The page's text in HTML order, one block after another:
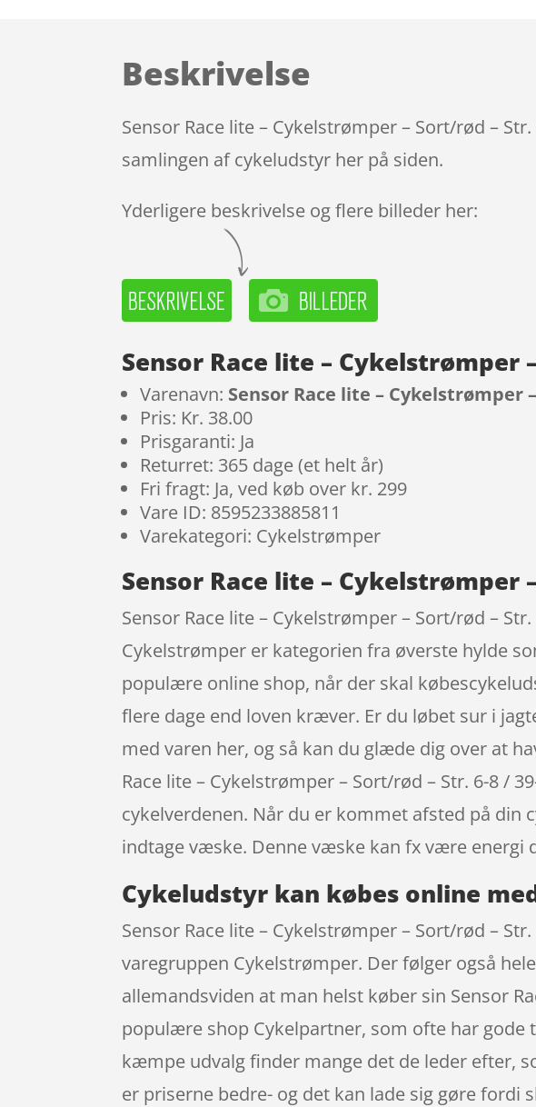
Beskrivelse
Sensor Race lite – Cykelstrømper – Sort/rød –
samlingen af cykeludstyr her på siden.
Yderligere beskrivelse og flere billeder her:
Sensor Race lite – Cykelstrømper
Varenavn: Sensor Race lite – Cykelstrømper
Pris: Kr. 38.00
Prisgaranti: Ja
Returret: 365 dage (et helt år)
Fri fragt: Ja, ved køb over kr. 299
Vare ID: 8595233885811
Varekategori: Cykelstrømper
Sensor Race lite – Cykelstrømper
Sensor Race lite – Cykelstrømper – Sort/rød –
Cykelstrømper er kategorien fra øverste hylde
populære online shop, når der skal
flere dage end loven kræver. Er du løbet sur i
med varen her, og så kan du glæde dig over at
Race lite – Cykelstrømper – Sort/rød – Str. 6-8 /
cykelverdenen. Når du er kommet afsted på
indtage væske. Denne væske kan fx være energi
Cykeludstyr kan købes online
Sensor Race lite – Cykelstrømper – Sort/rød –
varegruppen Cykelstrømper. Der følger også
allemandsviden at man helst køber sin Sensor
populære shop Cykelpartner, som ofte har gode
kæmpe udvalg finder mange det de leder efter,
er priserne bedre- og det kan lade sig gøre fordi